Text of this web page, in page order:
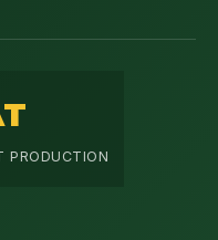
PRODUCTION